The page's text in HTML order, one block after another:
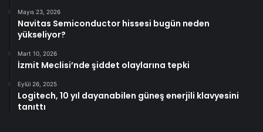
Mayıs 23, 2026
Navitas Semiconductor hissesi bugün neden
yükseliyor?
Mart 10, 2026
İzmit Meclisi’nde şiddet olaylarına tepki
Eylül 26, 2025
Logitech, 10 yıl dayanabilen güneş enerjili klavyesini
tanıttı